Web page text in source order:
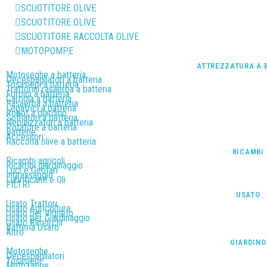
SCUOTITORE OLIVE
SCUOTITORE OLIVE
SCUOTITORE RACCOLTA OLIVE
MOTOPOMPE
ATTREZZATURA A
Motoseghe a batteria
Decespugliatori a batteria
Tosasiepi a batteria
Trattorini rasaerba a batteria
Forbici a batteria
Carriola a batteria
Rasaerba a batteria
Legatrici a batteria
Robot a giardino
Soffiatori a batteria
Nebulizzatori a batteria
Potatore a batteria
Batterie
Accessori
Raccolta olive a batteria
RICAMBI
Ricambi agricoli
Ricambi giardinaggio
Luci e Girofari
Ingrassaggio
Lubrificanti e Oli
FILTRI
USATO
Usato Trattori
Usato Agricoltura
Usato per Vigneto
Usato per Giardinaggio
Usato Rimorchi
Batteria Usato
Altro
GIARDINO
Motoseghe
Decespugliatori
Tosasiepi